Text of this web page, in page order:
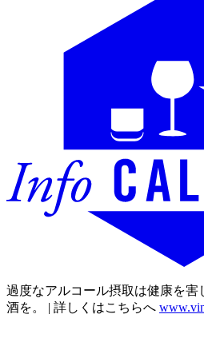
過度なアルコール摂取は健康を害
酒を。 | 詳しくはこちらへ